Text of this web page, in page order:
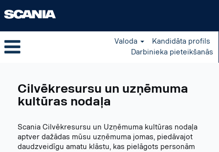
Valoda
Kandidāta profils
Darbinieka pieteikšanās
Cilvēkresursu un uzņēmuma
kultūras nodaļa
Scania Cilvēkresursu un Uzņēmuma kultūras nodaļa
aptver dažādas mūsu uzņēmuma jomas, piedāvajot
daudzveidīgu amatu klāstu, kas pielāgots personām